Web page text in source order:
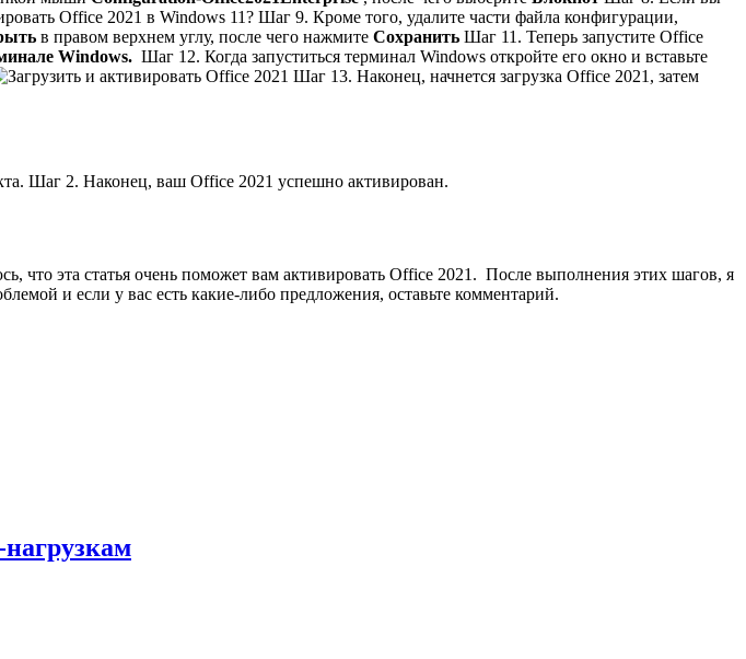
Шаг 9. Кроме того, удалите части файла конфигурации,
в правом верхнем углу, после чего нажмите Сохранить Шаг 11. Теперь запустите Office
Windows. Шаг 12. Когда запуститься терминал Windows откройте его окно и вставьте
Шаг 13. Наконец, начнется загрузка Office 2021, затем
Шаг 2. Наконец, ваш Office 2021 успешно активирован.
что эта статья очень поможет вам активировать Office 2021. После выполнения этих шагов, я
и если у вас есть какие-либо предложения, оставьте комментарий.